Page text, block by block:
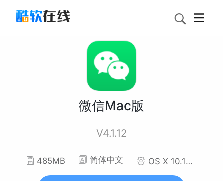
微信Mac版
V4.1.12
485MB 简体中文 OS X 10.11 El Capitan 及以上